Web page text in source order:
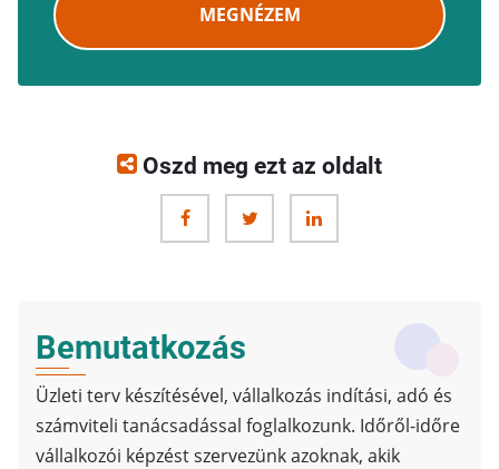
MEGNÉZEM
Oszd meg ezt az oldalt
Bemutatkozás
Üzleti terv készítésével, vállalkozás indítási, adó és
számviteli tanácsadással foglalkozunk. Időről-időre
vállalkozói képzést szervezünk azoknak, akik